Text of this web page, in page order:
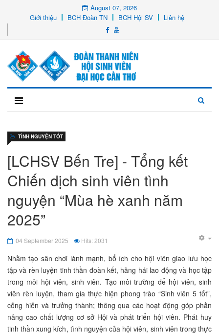
August 07, 2026
Giới thiệu
BCH Đoàn TN BCH Hội SV Liên hệ
[LCHSV Bến Tre] - Tổng kết
Chiến dịch sinh viên tình
nguyện “Mùa hè xanh năm
2025”
TÌNH NGUYỆN TỐT
04 September 2025 Hits: 2031
Nhằm tạo sân chơi lành mạnh, bổ ích cho hội viên giao lưu học
tập và rèn luyện tinh thần đoàn kết, hăng hái lao động và học tập
trong mỗi hội viên, sinh viên. Tạo môi trường để hội viên, sinh
viên rèn luyện, tham gia thực hiện phong trào “Sinh viên 5 tốt”,
cống hiến và trưởng thành; thông qua các hoạt động góp phần
nâng cao chất lượng cơ sở Hội và phát triển hội viên. Phát huy
tinh thần xung kích, tình nguyện của hội viên, sinh viên trong thực